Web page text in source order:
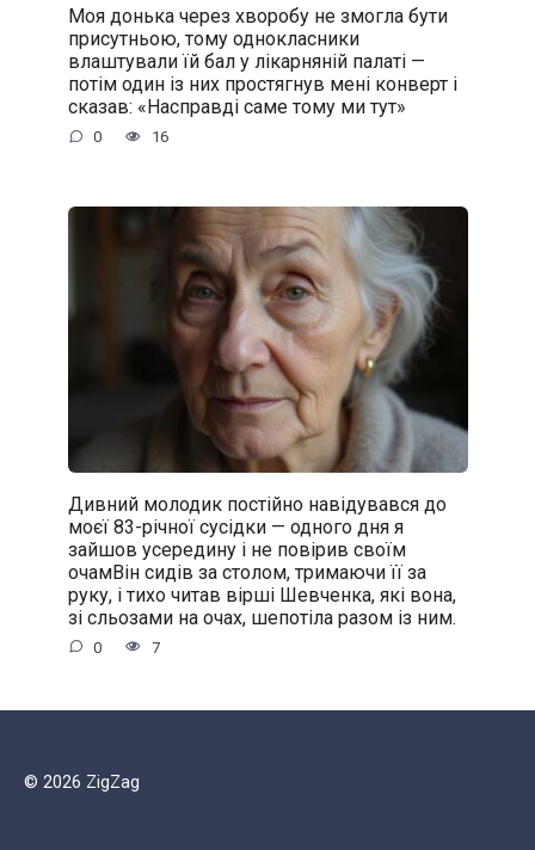
Моя донька через хворобу не змогла бути
присутньою, тому однокласники
влаштували їй бал у лікарняній палаті —
потім один із них простягнув мені конверт і
сказав: «Насправді саме тому ми тут»
0 16
Дивний молодик постійно навідувався до
моєї 83-річної сусідки — одного дня я
зайшов усередину і не повірив своїм
очамВін сидів за столом, тримаючи її за
руку, і тихо читав вірші Шевченка, які вона,
зі сльозами на очах, шепотіла разом із ним.
0 7
© 2026 ZigZag